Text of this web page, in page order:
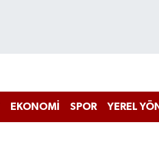
EKONOMİ SPOR YEREL